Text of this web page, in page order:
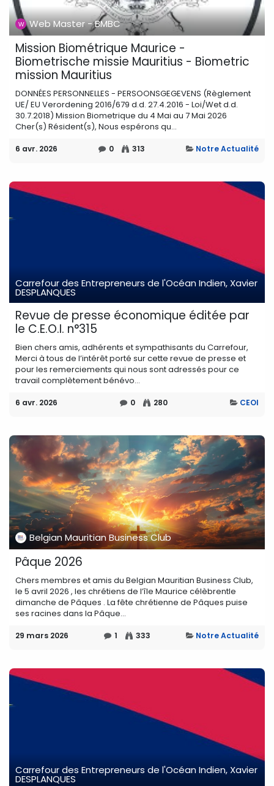
Web Master - BMBC
Mission Biométrique Maurice -
Biometrische missie Mauritius - Biometric
mission Mauritius
DONNÉES PERSONNELLES - PERSOONSGEGEVENS (Règlement
UE/ EU Verordening 2016/679 d.d. 27.4.2016 - Loi/Wet d.d.
30.7.2018) Mission Biometrique du 4 Mai au 7 Mai 2026
Cher(s) Résident(s), Nous espérons qu...
6 avr. 2026 0 313 Notre Actualité
Carrefour des Entrepreneurs de l'Océan Indien, Xavier
DESPLANQUES
Revue de presse économique éditée par
le C.E.O.I. n°315
Bien chers amis, adhérents et sympathisants du Carrefour,
Merci à tous de l’intérêt porté sur cette revue de presse et
pour les remerciements qui nous sont adressés pour ce
travail complètement bénévo...
6 avr. 2026 0 280 CEOI
Belgian Mauritian Business Club
Pâque 2026
Chers membres et amis du Belgian Mauritian Business Club,
le 5 avril 2026 , les chrétiens de l’île Maurice célèbrentle
dimanche de Pâques . La fête chrétienne de Pâques puise
ses racines dans la Pâque...
29 mars 2026 1 333 Notre Actualité
Carrefour des Entrepreneurs de l'Océan Indien, Xavier
DESPLANQUES